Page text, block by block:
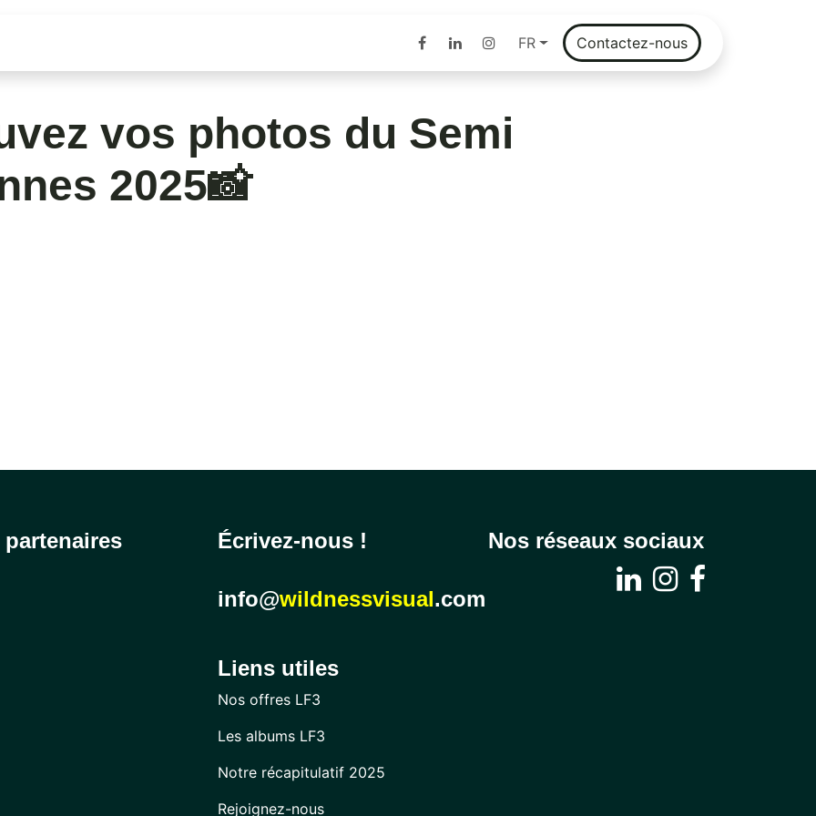
FR Con​​tactez-nous
vos photos du Semi de
2025📸
Écrivez-nous !
info@wildnessvisual.com
Liens utiles
Nos offres LF3
Les albums LF3
Notre récapitulatif 2025
Rejoignez-nous
Nos réseaux sociaux